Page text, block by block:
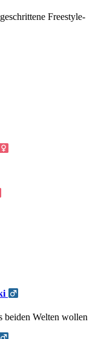
Freestyle-
beiden Welten wollen